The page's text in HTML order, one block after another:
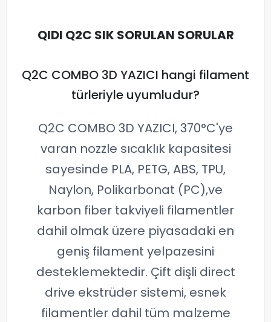
QIDI Q2C SIK SORULAN SORULAR
Q2C COMBO 3D YAZICI hangi filament
türleriyle uyumludur?
Q2C COMBO 3D YAZICI, 370°C'ye
varan nozzle sıcaklık kapasitesi
sayesinde PLA, PETG, ABS, TPU,
Naylon, Polikarbonat (PC),ve
karbon fiber takviyeli filamentler
dahil olmak üzere piyasadaki en
geniş filament yelpazesini
desteklemektedir. Çift dişli direct
drive ekstrüder sistemi, esnek
filamentler dahil tüm malzeme